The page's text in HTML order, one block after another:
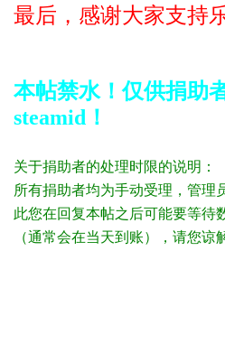
最后，感谢大家支持
本帖禁水！仅供捐助
steamid！
关于捐助者的处理时限的说明：
所有捐助者均为手动受理，管理
此您在回复本帖之后可能要等待
（通常会在当天到账），请您谅